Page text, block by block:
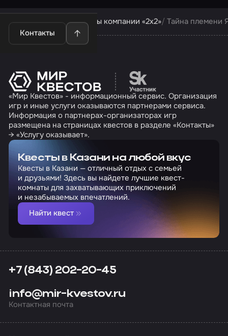
Контакты
Квесты в Казани Квесты компании «2х2» Тайна племени
Перейти на сайт
«Мир Квестов» - информационный сервис. Организация
игр и иные услуги оказываются партнерами сервиса.
Информация о партнерах-организаторах игр
размещена на страницах квестов в разделе «Контакты»
→ «Услугу оказывает».
Квесты в Казани на любой вкус
Квесты в Казани — отличный отдых с семьей
и друзьями! Здесь вы найдете лучшие квест-
комнаты для захватывающих приключений
и незабываемых впечатлений.
Найти квест
+7 (843) 202-20-45
info@mir-kvestov.ru
Контактная почта